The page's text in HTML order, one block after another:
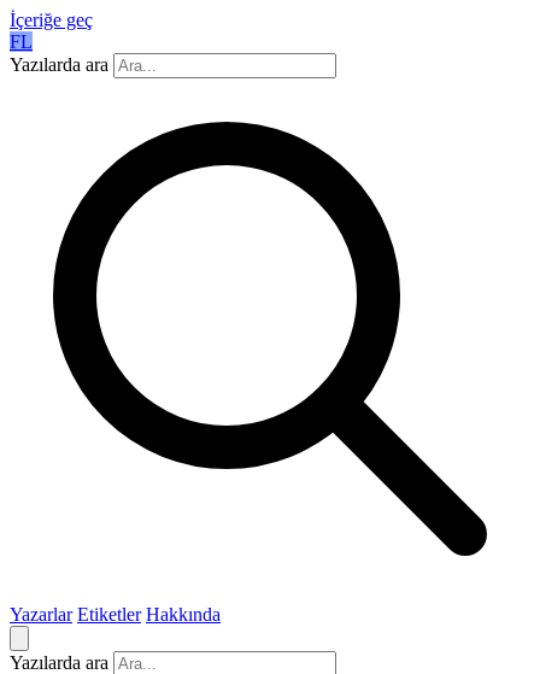
İçeriğe geç
FL
Yazılarda ara
Yazarlar Etiketler Hakkında
Yazılarda ara